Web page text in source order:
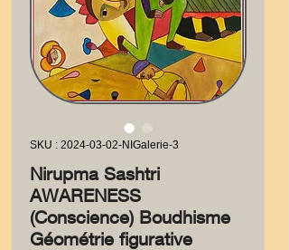
SKU : 2024-03-02-NIGalerie-3
Nirupma Sashtri
AWARENESS
(Conscience) Boudhisme
Géométrie figurative